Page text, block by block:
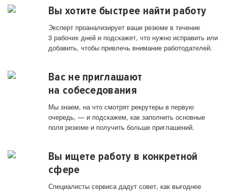
Вы хотите быстрее найти работу
Эксперт проанализирует ваше резюме в течение
3 рабочих дней и подскажет, что нужно исправить или
добавить, чтобы привлечь внимание работодателей.
Вас не приглашают
на собеседования
Мы знаем, на что смотрят рекрутеры в первую
очередь, — и подскажем, как заполнить основные
поля резюме и получить больше приглашений.
Вы ищете работу в конкретной
сфере
Специалисты сервиса дадут совет, как выгоднее